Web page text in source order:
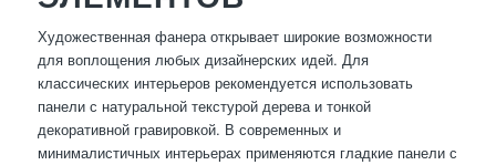
Художественная фанера открывает широкие возможности
для воплощения любых дизайнерских идей. Для
классических интерьеров рекомендуется использовать
панели с натуральной текстурой дерева и тонкой
декоративной гравировкой. В современных и
минималистичных интерьерах применяются гладкие панели с